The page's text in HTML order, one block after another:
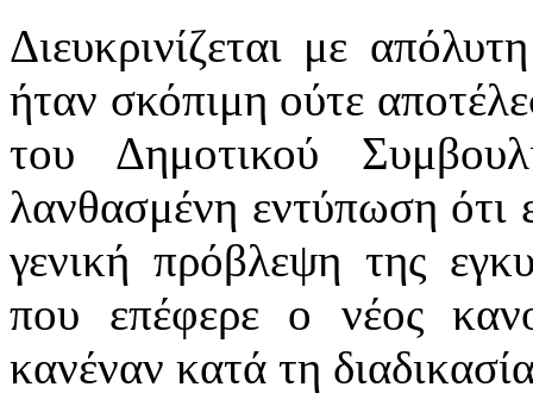
Διευκρινίζεται με
ήταν σκόπιμη ούτε
του Δημοτικού
λανθασμένη εντύπωση ότι
γενική πρόβλεψη της
που επέφερε ο νέος
κανέναν κατά τη